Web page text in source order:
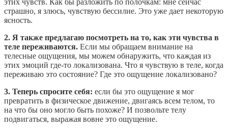
страшно, я злюсь, чувствую бессилие. Это уже дает некоторую
ясность.
2. Я также предлагаю посмотреть на то, как эти чувства в
теле переживаются. Если мы обращаем внимание на
телесные ощущения, мы можем обнаружить, что каждая из
этих эмоций где-то локализована. Что я чувствую в теле, когда
переживаю это состояние? Где это ощущение локализовано?
3. Теперь спросите себя: если бы это ощущение я мог
превратить в физическое движение, двигаясь всем телом, то
на что бы оно могло быть похоже? И позвольте телу
подвигаться, выражая вовне это ощущение.